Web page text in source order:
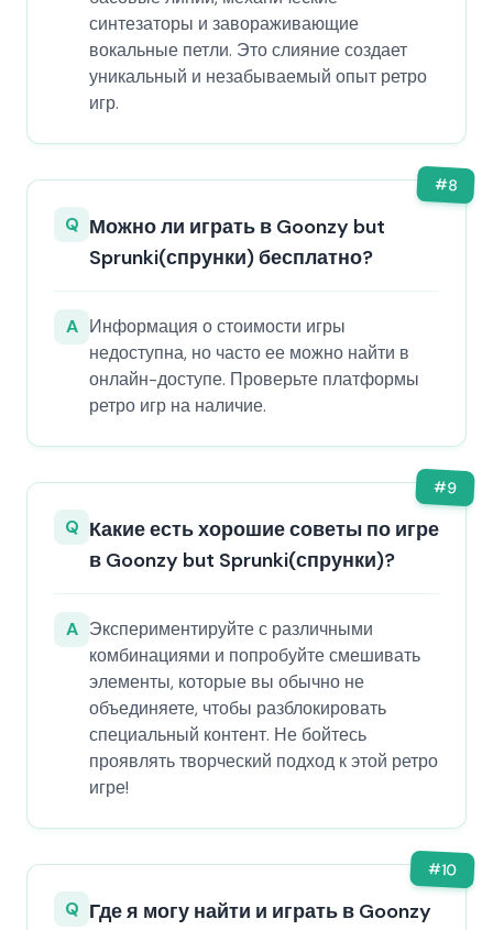
синтезаторы и завораживающие
вокальные петли. Это слияние создает
уникальный и незабываемый опыт ретро
игр.
#8
Q Можно ли играть в Goonzy but
Sprunki(спрунки) бесплатно?
A Информация о стоимости игры
недоступна, но часто ее можно найти в
онлайн-доступе. Проверьте платформы
ретро игр на наличие.
#9
Q Какие есть хорошие советы по игре
в Goonzy but Sprunki(спрунки)?
A Экспериментируйте с различными
комбинациями и попробуйте смешивать
элементы, которые вы обычно не
объединяете, чтобы разблокировать
специальный контент. Не бойтесь
проявлять творческий подход к этой ретро
игре!
#10
Q Где я могу найти и играть в Goonzy